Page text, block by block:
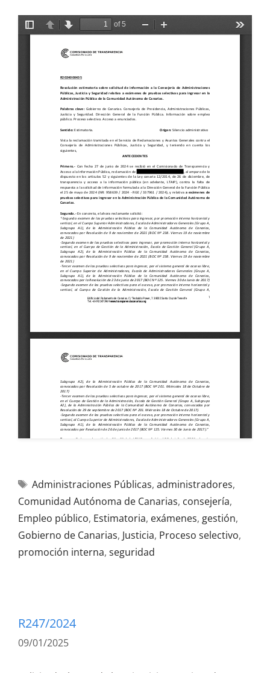
Administraciones Públicas, administradores,
Comunidad Autónoma de Canarias, consejería,
Empleo público, Estimatoria, exámenes, gestión,
Gobierno de Canarias, Justicia, Proceso selectivo,
promoción interna, seguridad
R247/2024
09/01/2025